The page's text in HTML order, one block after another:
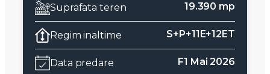
Suprafata teren 19.390 mp
Regim inaltime S+P+11E+12ET
Data predare F1 Mai 2026